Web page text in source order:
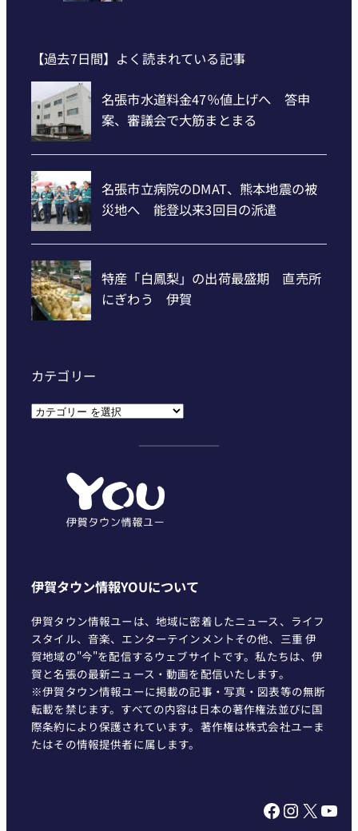
【過去7日間】よく読まれている記事
カテゴリー
カ
伊賀タウン情報YOUについて
伊賀タウン情報ユーは、地域に密着したニュース、ライフ
スタイル、音楽、エンターテインメントその他、三重 伊
賀地域の"今"を配信するウェブサイトです。私たちは、伊
賀と名張の最新ニュース・動画を配信いたします。
※伊賀タウン情報ユーに掲載の記事・写真・図表等の無断
転載を禁じます。すべての内容は日本の著作権法並びに国
際条約により保護されています。著作権は株式会社ユーま
たはその情報提供者に属します。
Facebook InstagramX YouTube